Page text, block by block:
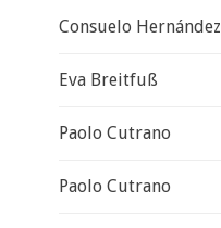
Consuelo Hernández
Eva Breitfuß
Paolo Cutrano
Paolo Cutrano